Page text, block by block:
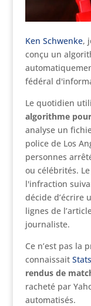
Ken Schwenke,
conçu un
fédéral
Le quotidien
algorithme
analyse un
police de Los
personnes
ou célébrités.
l'infraction
décide d’écrire
lignes de
journaliste.
Ce n’est pas la
connaissait
rendus de
racheté par
automatisés.